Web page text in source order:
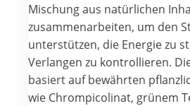
Mischung aus natürlichen
zusammenarbeiten, um den
unterstützen, die Energie zu
Verlangen zu kontrollieren.
basiert auf bewährten
wie Chrompicolinat, grünem